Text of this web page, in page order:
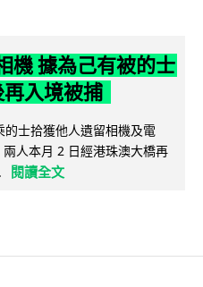
機 據為己有被的士
入境被捕
士拾獲他人遺留相機及電
人本月 2 日經港珠澳大橋再
閱讀全文